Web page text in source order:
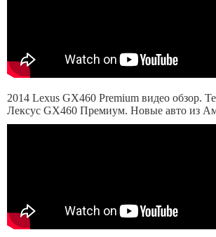
2014 Lexus GX460 Premium видео обзор.
Лексус GX460 Премиум. Новые авто из